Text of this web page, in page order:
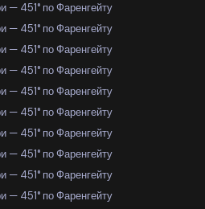
— 451° по Фаренгейту
— 451° по Фаренгейту
— 451° по Фаренгейту
— 451° по Фаренгейту
— 451° по Фаренгейту
— 451° по Фаренгейту
— 451° по Фаренгейту
— 451° по Фаренгейту
— 451° по Фаренгейту
— 451° по Фаренгейту